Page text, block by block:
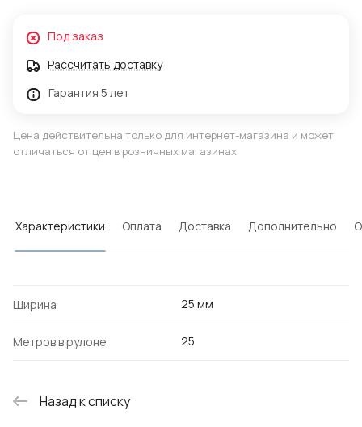
Под заказ
Рассчитать доставку
Гарантия 5 лет
Цена действительна только для интернет-магазина и может
отличаться от цен в розничных магазинах
Характеристики Оплата Доставка Дополнительно
Ширина 25 мм
Метров в рулоне 25
Назад к списку